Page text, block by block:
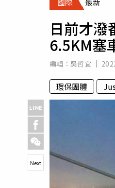
日前才
6.5KM塞
編輯： 吳哲宜
環保團體
Next